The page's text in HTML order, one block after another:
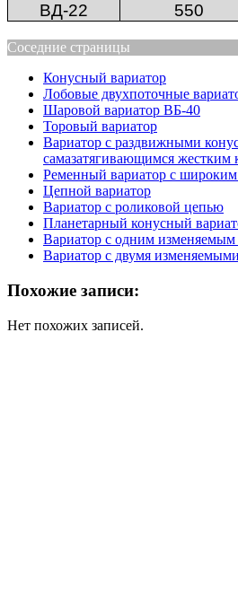
ВД-22 550
Соседние страницы
Конусный вариатор
Лобовые двухпоточные
Шаровой вариатор ВБ-40
Торовый вариатор
Вариатор с раздвижными
самазатягивающимся жестким
Ременный вариатор с
Цепной вариатор
Вариатор с роликовой цепью
Планетарный конусный
Вариатор с одним
Вариатор с двумя
Похожие записи:
Нет похожих записей.